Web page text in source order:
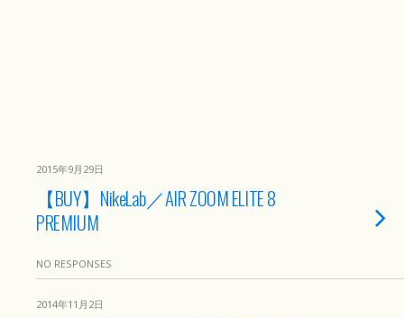
2015年9月29日
【BUY】NikeLab／AIR ZOOM ELITE 8
PREMIUM
NO RESPONSES
2014年11月2日